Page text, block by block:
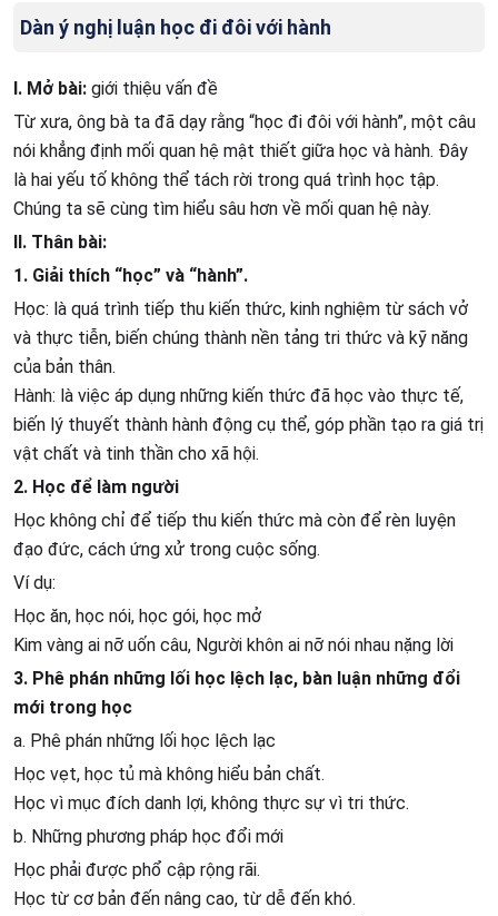
Dàn ý nghị luận học đi đôi với hành
I. Mở bài: giới thiệu vấn đề
Từ xưa, ông bà ta đã dạy rằng “học đi đôi với hành”, một câu
nói khẳng định mối quan hệ mật thiết giữa học và hành. Đây
là hai yếu tố không thể tách rời trong quá trình học tập.
Chúng ta sẽ cùng tìm hiểu sâu hơn về mối quan hệ này.
II. Thân bài:
1. Giải thích “học” và “hành”.
Học: là quá trình tiếp thu kiến thức, kinh nghiệm từ sách vở
và thực tiễn, biến chúng thành nền tảng tri thức và kỹ năng
của bản thân.
Hành: là việc áp dụng những kiến thức đã học vào thực tế,
biến lý thuyết thành hành động cụ thể, góp phần tạo ra giá trị
vật chất và tinh thần cho xã hội.
2. Học để làm người
Học không chỉ để tiếp thu kiến thức mà còn để rèn luyện
đạo đức, cách ứng xử trong cuộc sống.
Ví dụ:
Học ăn, học nói, học gói, học mở
Kim vàng ai nỡ uốn câu, Người khôn ai nỡ nói nhau nặng lời
3. Phê phán những lối học lệch lạc, bàn luận những đổi
mới trong học
a. Phê phán những lối học lệch lạc
Học vẹt, học tủ mà không hiểu bản chất.
Học vì mục đích danh lợi, không thực sự vì tri thức.
b. Những phương pháp học đổi mới
Học phải được phổ cập rộng rãi.
Học từ cơ bản đến nâng cao, từ dễ đến khó.